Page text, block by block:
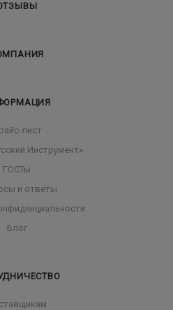
лист
Инструмент»
ГОСТы
и ответы
Блог